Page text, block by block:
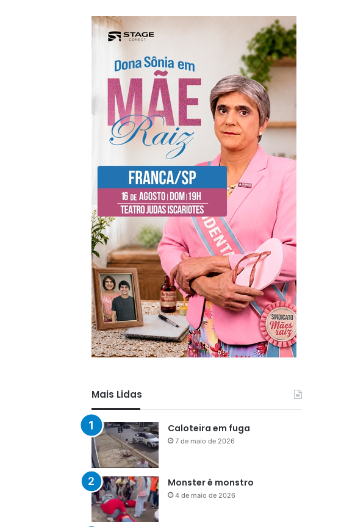
Mais Lidas
Caloteira em fuga
7 de maio de 2026
Monster é monstro
4 de maio de 2026